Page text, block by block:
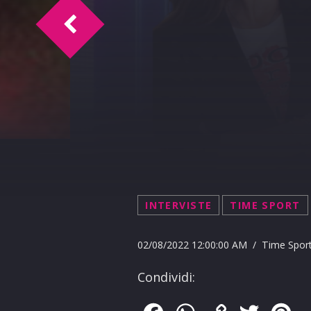
INTERVISTE TIME SPORT
02/08/2022 12:00:00 AM / Time
Condividi:
Happy Birthday Marcello 2-8-2022